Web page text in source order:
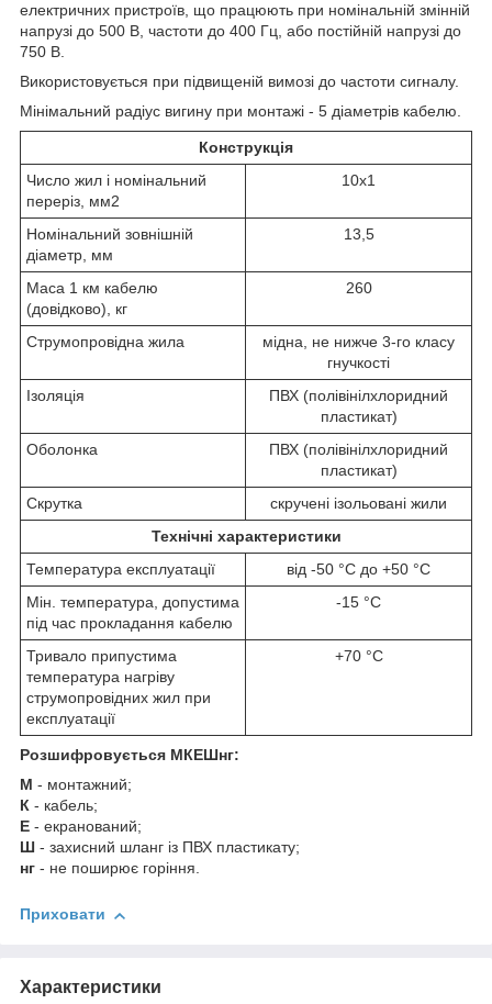
електричних пристроїв, що працюють при номінальній змінній
напрузі до 500 В, частоти до 400 Гц, або постійній напрузі до
750 В.
Використовується при підвищеній вимозі до частоти сигналу.
Мінімальний радіус вигину при монтажі - 5 діаметрів кабелю.
Конструкція
Число жил і номінальний
переріз, мм2
10х1
Номінальний зовнішній
діаметр, мм
13,5
Маса 1 км кабелю
(довідково), кг
260
Струмопровідна жила
мідна, не нижче 3-го класу
гнучкості
Ізоляція
ПВХ (полівінілхлоридний
пластикат)
Оболонка
ПВХ (полівінілхлоридний
пластикат)
Скрутка
скручені ізольовані жили
Технічні характеристики
Температура експлуатації
від -50 °C до +50 °C
Мін. температура, допустима
під час прокладання кабелю
-15 °C
Тривало припустима
температура нагріву
струмопровідних жил при
експлуатації
+70 °C
Розшифровується МКЕШнг:
М - монтажний;
К - кабель;
Е - екранований;
Ш - захисний шланг із ПВХ пластикату;
нг - не поширює горіння.
Приховати
Характеристики